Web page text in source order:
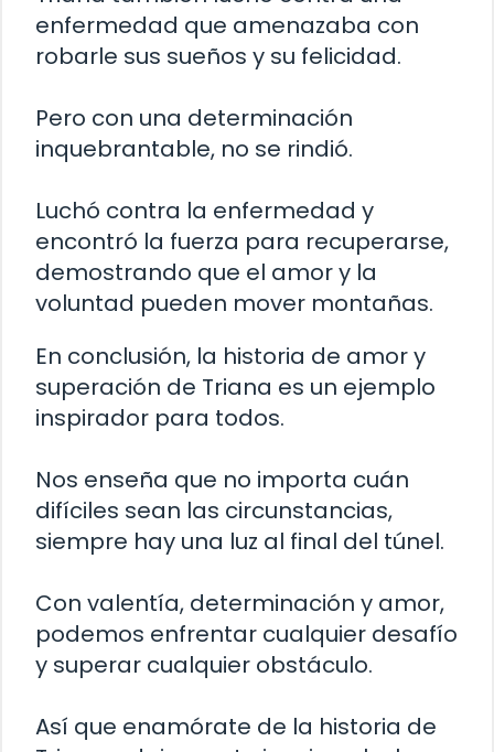
enfermedad que amenazaba con
robarle sus sueños y su felicidad.
Pero con una determinación
inquebrantable, no se rindió.
Luchó contra la enfermedad y
encontró la fuerza para recuperarse,
demostrando que el amor y la
voluntad pueden mover montañas.
En conclusión, la historia de amor y
superación de Triana es un ejemplo
inspirador para todos.
Nos enseña que no importa cuán
difíciles sean las circunstancias,
siempre hay una luz al final del túnel.
Con valentía, determinación y amor,
podemos enfrentar cualquier desafío
y superar cualquier obstáculo.
Así que enamórate de la historia de